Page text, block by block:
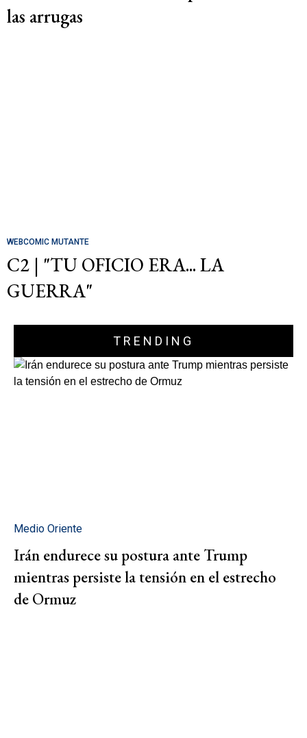
las arrugas
WEBCOMIC MUTANTE
C2 | "TU OFICIO ERA... LA
GUERRA"
TRENDING
Medio Oriente
Irán endurece su postura ante Trump
mientras persiste la tensión en el estrecho
de Ormuz